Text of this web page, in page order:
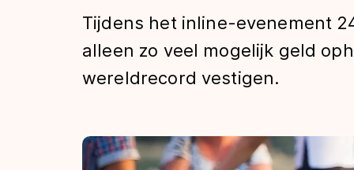
Tijden & historie
De weg op
Schaatsfans
Tijdens het inline-evenement
alleen zo veel mogelijk geld
wereldrecord vestigen.